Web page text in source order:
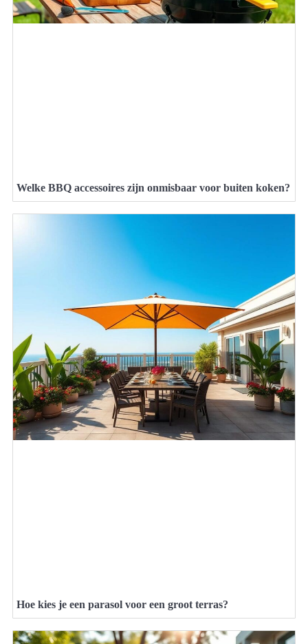
Welke BBQ accessoires zijn onmisbaar voor buiten koken?
Hoe kies je een parasol voor een groot terras?